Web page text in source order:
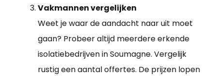
Vakmannen vergelijken
Weet je waar de aandacht naar uit moet
gaan? Probeer altijd meerdere erkende
isolatiebedrijven in Soumagne. Vergelijk
rustig een aantal offertes. De prijzen lopen